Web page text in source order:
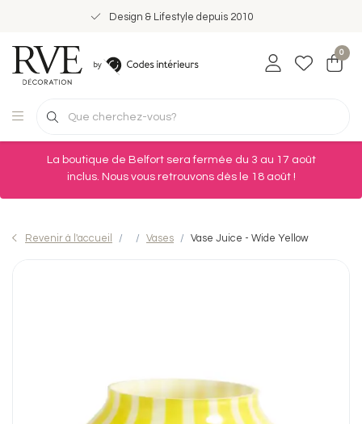
Design & Lifestyle depuis 2010
0
La boutique de Belfort sera fermée du 3 au 17 août
inclus. Nous vous retrouvons dès le 18 août !
Revenir à l'accueil Vases Vase Juice - Wide Yellow